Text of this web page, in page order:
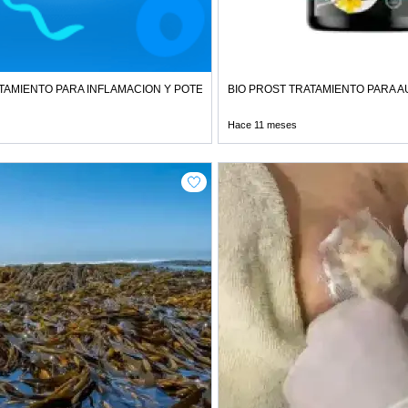
PARA INFLAMACION Y POTENCIA BIO PROST TRATAMIENTO PARA
Hace 11 meses